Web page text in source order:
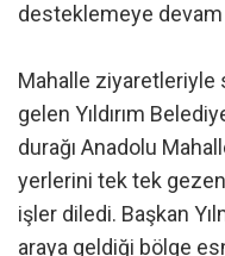
desteklemeye
Mahalle ziyaretleriyle
gelen Yıldırım
durağı Anadolu
yerlerini tek tek gezen
işler diledi. Başkan
araya geldiği bölge